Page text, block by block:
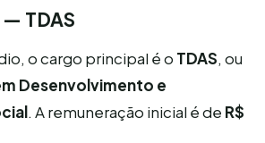
TDAS
o cargo principal é o TDAS, ou
Desenvolvimento e
. A remuneração inicial é de R$